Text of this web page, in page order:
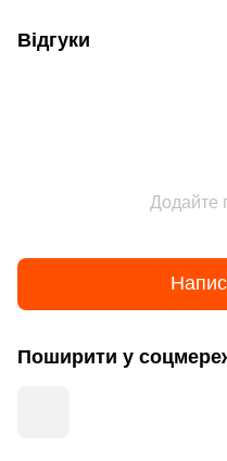
Відгуки
Додайте
Поширити у